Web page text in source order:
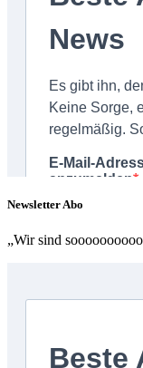
Newsletter Abo
„Wir sind